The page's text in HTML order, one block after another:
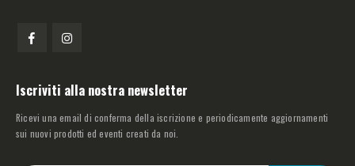
Iscriviti alla nostra newsletter
Ricevi una email di conferma della iscrizione e periodicamente aggiornamenti
sui nuovi prodotti ed eventi creati da noi.